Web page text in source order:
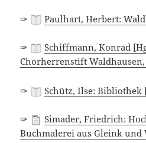
✑ Paulhart, Herbert:
✑
Schiffmann, Konrad
Chorherrenstift Waldhausen,
✑ Schütz, Ilse: Bibliothek
✑
Simader, Friedrich:
Buchmalerei aus Gleink und